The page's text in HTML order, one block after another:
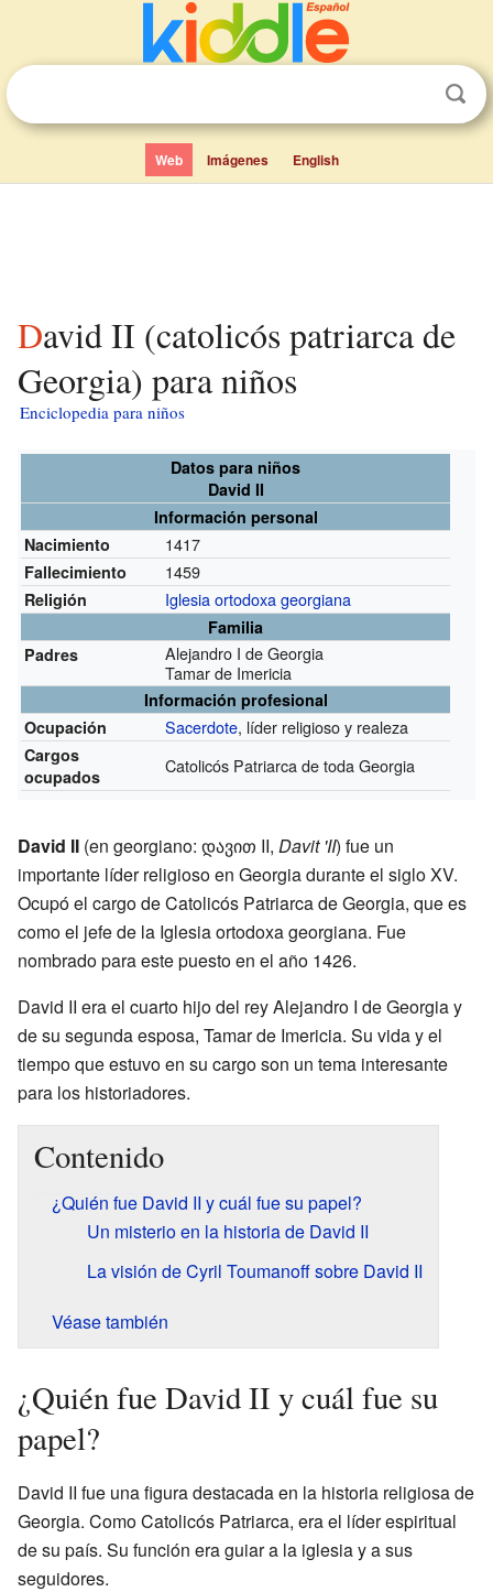
Web Imágenes English
David II (catolicós patriarca de
Georgia) para niños
Enciclopedia para niños
Datos para niños
David II
Información personal
Nacimiento
1417
Fallecimiento 1459
Religión Iglesia ortodoxa georgiana
Familia
Padres
Alejandro I de Georgia
Tamar de Imericia
Información profesional
Ocupación
Sacerdote, líder religioso y realeza
Cargos
ocupados
Catolicós Patriarca de toda Georgia
David II (en georgiano: დავით II, Davit 'II) fue un
importante líder religioso en Georgia durante el siglo XV.
Ocupó el cargo de Catolicós Patriarca de Georgia, que es
como el jefe de la Iglesia ortodoxa georgiana. Fue
nombrado para este puesto en el año 1426.
David II era el cuarto hijo del rey Alejandro I de Georgia y
de su segunda esposa, Tamar de Imericia. Su vida y el
tiempo que estuvo en su cargo son un tema interesante
para los historiadores.
Contenido
¿Quién fue David II y cuál fue su papel?
Un misterio en la historia de David II
La visión de Cyril Toumanoff sobre David II
Véase también
¿Quién fue David II y cuál fue su
papel?
David II fue una figura destacada en la historia religiosa de
Georgia. Como Catolicós Patriarca, era el líder espiritual
de su país. Su función era guiar a la iglesia y a sus
seguidores.